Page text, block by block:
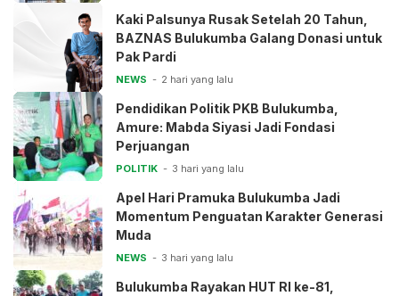
Kaki Palsunya Rusak Setelah 20 Tahun,
BAZNAS Bulukumba Galang Donasi untuk
Pak Pardi
NEWS 2 hari yang lalu
Pendidikan Politik PKB Bulukumba,
Amure: Mabda Siyasi Jadi Fondasi
Perjuangan
POLITIK 3 hari yang lalu
Apel Hari Pramuka Bulukumba Jadi
Momentum Penguatan Karakter Generasi
Muda
NEWS 3 hari yang lalu
Bulukumba Rayakan HUT RI ke-81,